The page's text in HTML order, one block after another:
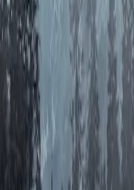
推荐
AI创作
关于我们
知末协议
品牌来源
关于我们
联系我们
加入我们
常见问题